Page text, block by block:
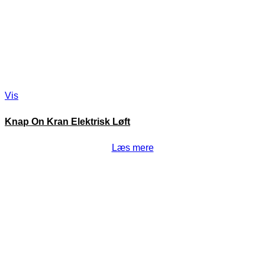
Vis
Knap On Kran Elektrisk Løft
Læs mere